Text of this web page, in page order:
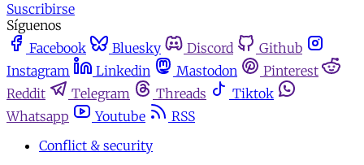
Suscribirse
Síguenos
Facebook
Bluesky Discord
Github
Instagram
Linkedin Mastodon
Pinterest
Reddit
Telegram Threads
Tiktok
Whatsapp
Youtube
RSS
Conflict & security